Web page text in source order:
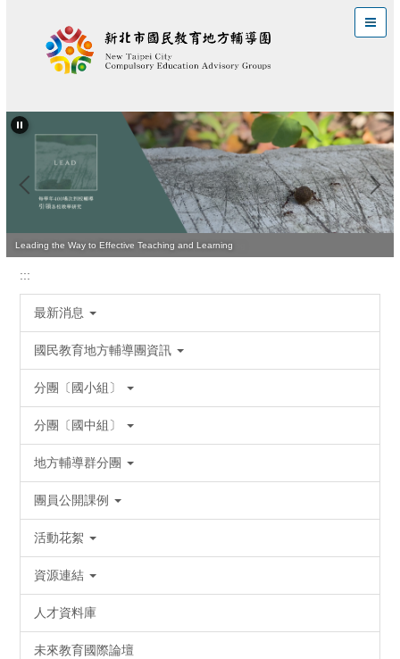
區
Leading the Way to Effective Teaching and Learning
:::
最新消息
國民教育地方輔導團資訊
分團〔國小組〕
分團〔國中組〕
地方輔導群分團
團員公開課例
活動花絮
資源連結
人才資料庫
未來教育國際論壇